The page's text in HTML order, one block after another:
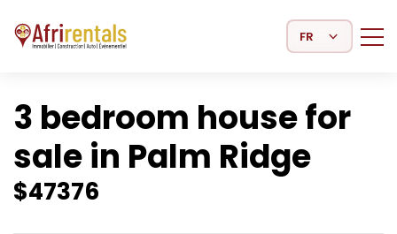
Select Language
3 bedroom house for
sale in Palm Ridge
$47376